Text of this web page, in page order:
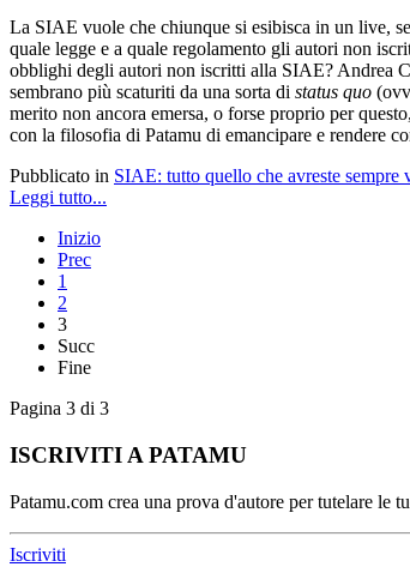
La SIAE vuole che chiunque si esibisca in un live,
quale legge e a quale regolamento gli autori non
obblighi degli autori non iscritti alla SIAE? Andrea
sembrano più scaturiti da una sorta di status quo
merito non ancora emersa, o forse proprio per
con la filosofia di Patamu di emancipare e rendere
Pubblicato in SIAE: tutto quello che avreste sempre
Leggi tutto...
Inizio
Prec
1
2
3
Succ
Fine
Pagina 3 di 3
ISCRIVITI A PATAMU
Patamu.com crea una prova d'autore per tutelare le
Iscriviti